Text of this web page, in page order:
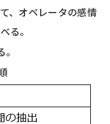
、オペレータの感情
る。